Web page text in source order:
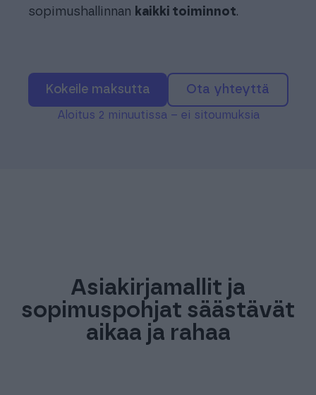
sopimushallinnan kaikki toiminnot.
Kokeile maksutta Ota yhteyttä
Aloitus 2 minuutissa – ei sitoumuksia
Asiakirjamallit ja
sopimuspohjat säästävät
aikaa ja rahaa